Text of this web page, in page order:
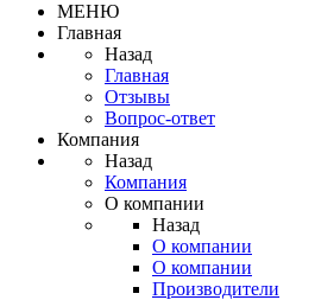
МЕНЮ
Главная
Назад
Главная
Отзывы
Вопрос-ответ
Компания
Назад
Компания
О компании
Назад
О компании
О компании
Производители